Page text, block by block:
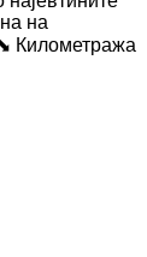
на
Километража